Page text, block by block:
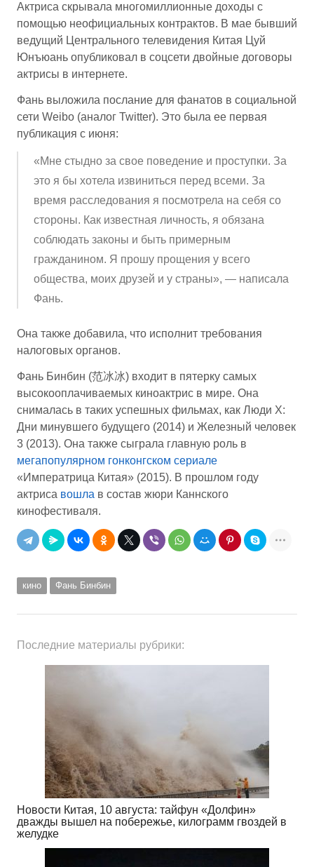
Актриса скрывала многомиллионные доходы с
помощью неофициальных контрактов. В мае бывший
ведущий Центрального телевидения Китая Цуй
Юнъюань опубликовал в соцсети двойные договоры
актрисы в интернете.
Фань выложила послание для фанатов в социальной
сети Weibo (аналог Twitter). Это была ее первая
публикация с июня:
«Мне стыдно за свое поведение и проступки. За
это я бы хотела извиниться перед всеми. За
время расследования я посмотрела на себя со
стороны. Как известная личность, я обязана
соблюдать законы и быть примерным
гражданином. Я прошу прощения у всего
общества, моих друзей и у страны», — написала
Фань.
Она также добавила, что исполнит требования
налоговых органов.
Фань Бинбин (范冰冰) входит в пятерку самых
высокооплачиваемых киноактрис в мире. Она
снималась в таких успешных фильмах, как Люди Х:
Дни минувшего будущего (2014) и Железный человек
3 (2013). Она также сыграла главную роль в
мегапопулярном гонконгском сериале
«Императрица Китая» (2015). В прошлом году
актриса вошла в состав жюри Каннского
кинофестиваля.
кино Фань Бинбин
Последние материалы рубрики:
Новости Китая, 10 августа: тайфун «Долфин»
дважды вышел на побережье, килограмм гвоздей в
желудке